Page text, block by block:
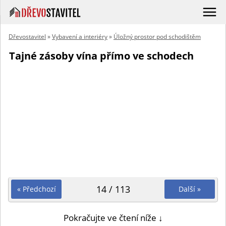
Dřevostavitel »Vybavení a interiéry» Úložný prostor pod schodištěm
Tajné zásoby vína přímo ve schodech
« Předchozí Další »
14 / 113
Pokračujte ve čtení níže ↓